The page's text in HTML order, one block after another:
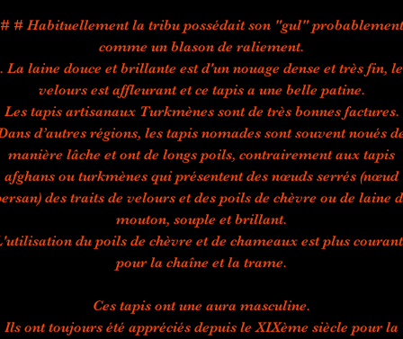
# # Habituellement la tribu possédait son "gul" probablement
comme un blason de raliement.
. La laine douce et brillante est d'un nouage dense et très fin, le
velours est affleurant et ce tapis a une belle patine.
Les tapis artisanaux Turkmènes sont de très bonnes factures.
d’autres régions, les tapis nomades sont souvent noués
manière lâche et ont de longs poils, contrairement aux tapis
afghans ou turkmènes qui présentent des nœuds serrés (nœud
des traits de velours et des poils de chèvre ou de laine
mouton, souple et brillant.
du poils de chèvre et de chameaux est plus
pour la chaîne et la trame.
Ces tapis ont une aura masculine.
Ils ont toujours été appréciés depuis le XIXème siècle pour la